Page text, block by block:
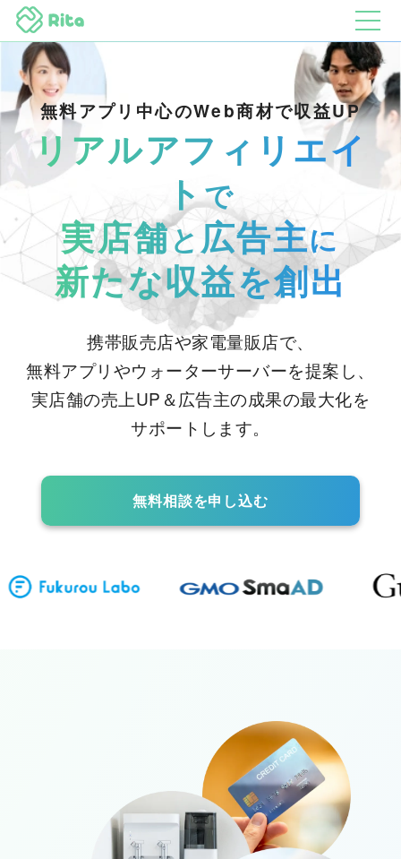
無料アプリ中心のWeb商材で収益UP
リアルアフィリエイ
トで
実店舗と 広告主に
新たな収益を創出
携帯販売店や家電量販店で、
無料アプリやウォーターサーバーを提案し、
実店舗の売上UP＆広告主の成果の最大化を
サポートします。
無料相談を申し込む